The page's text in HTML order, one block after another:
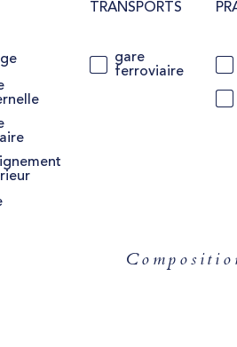
TRANSPORTS
gare
ferroviaire